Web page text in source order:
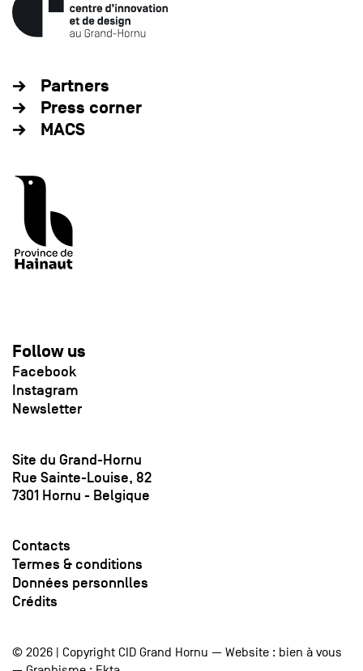
Partners
Press corner
MACS
Follow us
Facebook
Instagram
Newsletter
Site du Grand-Hornu
Rue Sainte-Louise, 82
7301 Hornu - Belgique
Contacts
Termes & conditions
Données personnlles
Crédits
© 2026 | Copyright CID Grand Hornu — Website : bien à vous